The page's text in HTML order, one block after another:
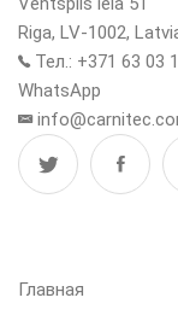
Riga, LV-1002,
Тел.: +371 63 03
WhatsApp
Главная